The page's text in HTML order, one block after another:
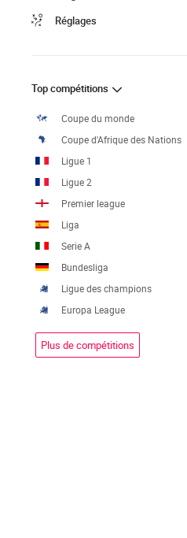
Réglages
Top compétitions
Coupe du monde
Coupe d'Afrique des Nations
Ligue 1
Ligue 2
Premier league
Liga
Serie A
Bundesliga
Ligue des champions
Europa League
Plus de compétitions